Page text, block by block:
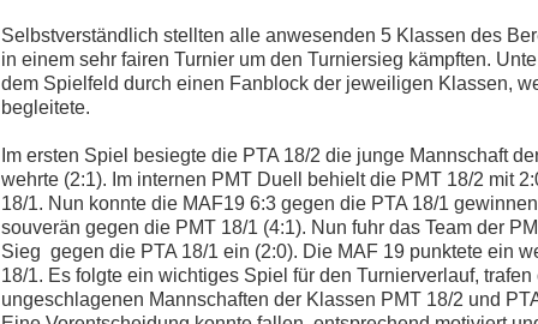
Selbstverständlich stellten alle anwesenden 5 Klassen des
in einem sehr fairen Turnier um den Turniersieg kämpften.
dem Spielfeld durch einen Fanblock der jeweiligen Klassen,
begleitete.
Im ersten Spiel besiegte die PTA 18/2 die junge Mannschaft
wehrte (2:1). Im internen PMT Duell behielt die PMT 18/2 mit
18/1. Nun konnte die MAF19 6:3 gegen die PTA 18/1
souverän gegen die PMT 18/1 (4:1). Nun fuhr das Team der
Sieg gegen die PTA 18/1 ein (2:0). Die MAF 19 punktete ein
18/1. Es folgte ein wichtiges Spiel für den Turnierverlauf,
ungeschlagenen Mannschaften der Klassen PMT 18/2 und